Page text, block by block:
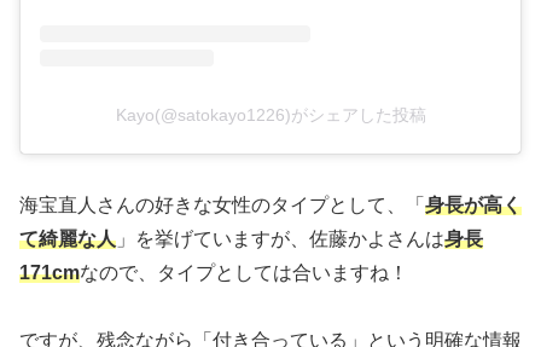
Kayo(@satokayo1226)がシェアした投稿
海宝直人さんの好きな女性のタイプとして、「 身長が高く
て綺麗な人 」を挙げていますが、佐藤かよさんは身長
171cmなので、タイプとしては合いますね！
ですが、残念ながら「付き合っている」という明確な情報